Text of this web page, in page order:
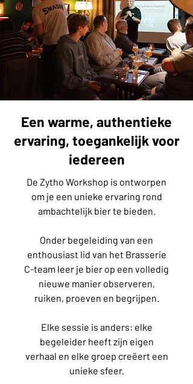
Een warme, authentieke
ervaring, toegankelijk voor
iedereen
De Zytho Workshop is ontworpen
om je een unieke ervaring rond
ambachtelijk bier te bieden.
Onder begeleiding van een
enthousiast lid van het Brasserie
C-team leer je bier op een volledig
nieuwe manier observeren,
ruiken, proeven en begrijpen.
Elke sessie is anders: elke
begeleider heeft zijn eigen
verhaal en elke groep creëert een
unieke sfeer.